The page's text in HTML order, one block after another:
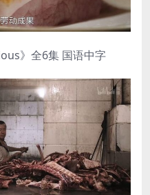
》全6集 国语中字